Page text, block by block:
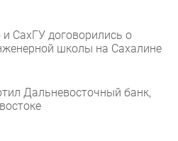
СахГУ договорились о
школы на Сахалине
Дальневосточный банк,